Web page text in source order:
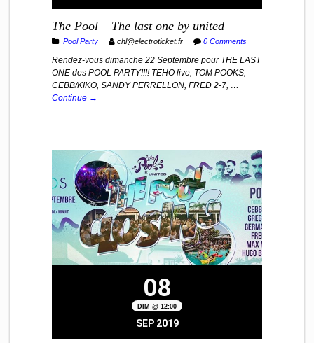
The Pool – The last one by united
Pool Party chl@electroticket.fr 0 Comments
Rendez-vous dimanche 22 Septembre pour THE LAST
ONE des POOL PARTY!!!! TEHO live, TOM POOKS,
CEBB/KIKO, SANDY PERRELLON, FRED 2-7, …
Continue →
08
DIM @ 12:00
SEP 2019